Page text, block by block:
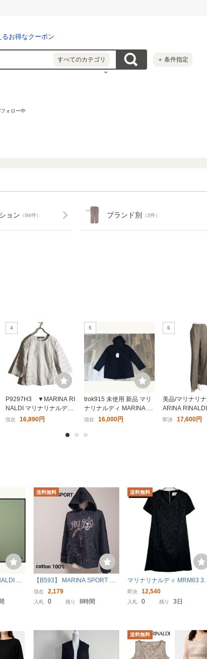
お得なクーポン
すべてのカテゴリ ＋ 条件指定
フォロー中
ョン （94件） ブランド別 （3件）
4
P9297H3 ▼MARINA RI
NALDI マリナリナルディ
▼ ノーカラー 羊革 レザ
現在 16,890円
5
trok915 未使用 新品 マリ
ナリナルディ MARINA RI
NALDI ジャンパー パーカ
ネイビー 23 大きいサイズ
現在 16,000円
6
美品/マリナリ
ARINA
スパンツ 大きい
即決 17,600円
ロ
り◆マ
イズ/
送料無料
【B593】 MARINA SPORT マ
リナ スポーツ スウェットパー
カー ジップアップ フーディー
現在 2,179
入札 0 残り 8時間
送料無料
マリナリナルディ MRM63
4036 フラワーレース ドレス
ンピース レディース
即決 12,540
入札 0 残り 3日
送料無料